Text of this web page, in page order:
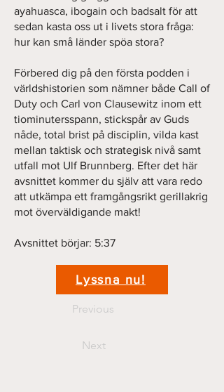
ayahuasca, ibogain och badsalt för att
sedan kasta oss ut i livets stora fråga:
hur kan små länder spöa stora?
Förbered dig på den första podden i
världshistorien som nämner både Call of
Duty och Carl von Clausewitz inom ett
tiominutersspann, stickspår av Guds
nåde, total brist på disciplin, vilda kast
mellan taktisk och strategisk nivå samt
utfall mot Ulf Brunnberg. Efter det här
avsnittet kommer du själv att vara redo
att utkämpa ett framgångsrikt gerillakrig
mot överväldigande makt!
Avsnittet börjar: 5:37
Lyssna nu!
Previous
Next